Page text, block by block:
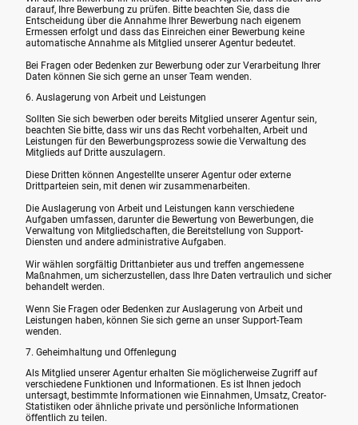
darauf, Ihre Bewerbung zu prüfen. Bitte beachten Sie, dass die
Entscheidung über die Annahme Ihrer Bewerbung nach eigenem
Ermessen erfolgt und dass das Einreichen einer Bewerbung keine
automatische Annahme als Mitglied unserer Agentur bedeutet.
Bei Fragen oder Bedenken zur Bewerbung oder zur Verarbeitung Ihrer
Daten können Sie sich gerne an unser Team wenden.
6. Auslagerung von Arbeit und Leistungen
Sollten Sie sich bewerben oder bereits Mitglied unserer Agentur sein,
beachten Sie bitte, dass wir uns das Recht vorbehalten, Arbeit und
Leistungen für den Bewerbungsprozess sowie die Verwaltung des
Mitglieds auf Dritte auszulagern.
Diese Dritten können Angestellte unserer Agentur oder externe
Drittparteien sein, mit denen wir zusammenarbeiten.
Die Auslagerung von Arbeit und Leistungen kann verschiedene
Aufgaben umfassen, darunter die Bewertung von Bewerbungen, die
Verwaltung von Mitgliedschaften, die Bereitstellung von Support-
Diensten und andere administrative Aufgaben.
Wir wählen sorgfältig Drittanbieter aus und treffen angemessene
Maßnahmen, um sicherzustellen, dass Ihre Daten vertraulich und sicher
behandelt werden.
Wenn Sie Fragen oder Bedenken zur Auslagerung von Arbeit und
Leistungen haben, können Sie sich gerne an unser Support-Team
wenden.
7. Geheimhaltung und Offenlegung
Als Mitglied unserer Agentur erhalten Sie möglicherweise Zugriff auf
verschiedene Funktionen und Informationen. Es ist Ihnen jedoch
untersagt, bestimmte Informationen wie Einnahmen, Umsatz, Creator-
Statistiken oder ähnliche private und persönliche Informationen
öffentlich zu teilen.